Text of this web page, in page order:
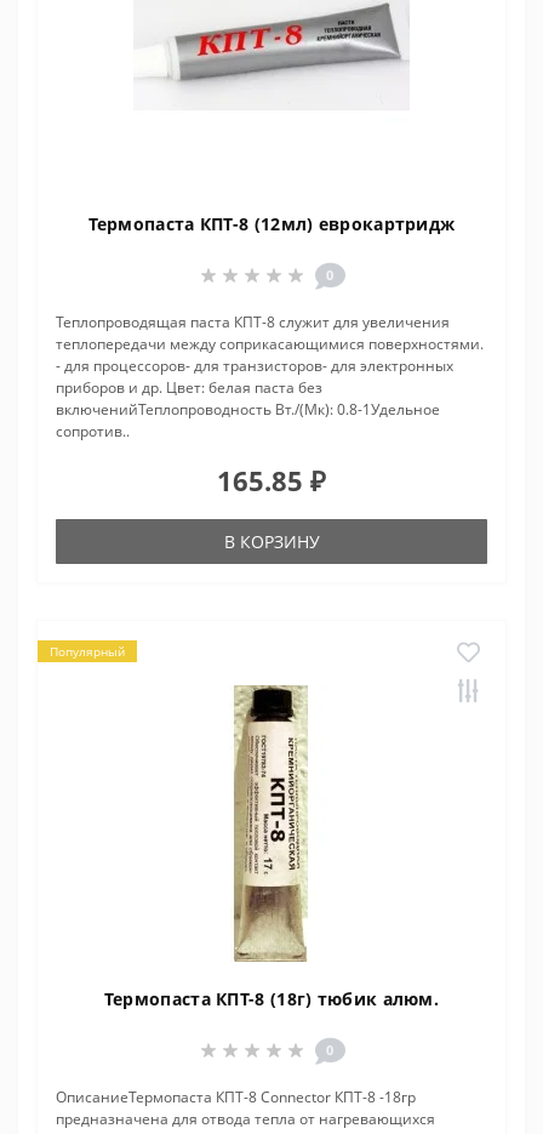
Термопаста КПТ-8 (12мл) еврокартридж
0
Теплопроводящая паста КПТ-8 служит для увеличения
теплопередачи между соприкасающимися поверхностями.
- для процессоров- для транзисторов- для электронных
приборов и др. Цвет: белая паста без
включенийТеплопроводность Вт./(Мк): 0.8-1Удельное
сопротив..
165.85 ₽
В КОРЗИНУ
Популярный
Термопаста КПТ-8 (18г) тюбик алюм.
0
ОписаниеТермопаста КПТ-8 Connector КПТ-8 -18гр
предназначена для отвода тепла от нагревающихся